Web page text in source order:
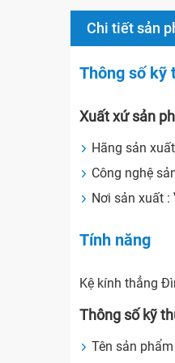
Chi tiết sản
Thông số kỹ
Xuất xứ sản
Hãng sản
Công nghệ
Nơi sản xuất :
Tính năng
Kệ kính thẳng
Thông số kỹ
Tên sản phẩm